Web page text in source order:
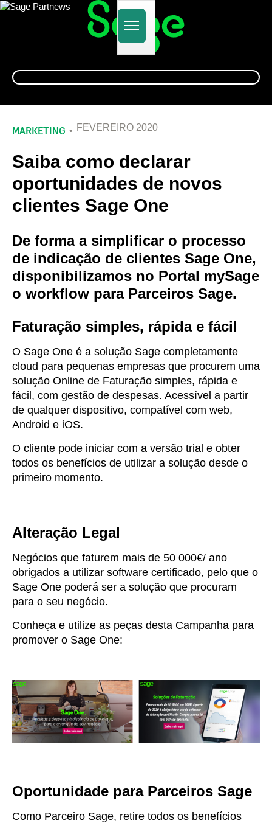
Alternar
navegação
MARKETING FEVEREIRO 2020
Saiba como declarar
oportunidades de novos
clientes Sage One
De forma a simplificar o processo
de indicação de clientes Sage One,
disponibilizamos no Portal mySage
o workflow para Parceiros Sage.
Faturação simples, rápida e fácil
O Sage One é a solução Sage completamente
cloud para pequenas empresas que procurem uma
solução Online de Faturação simples, rápida e
fácil, com gestão de despesas. Acessível a partir
de qualquer dispositivo, compatível com web,
Android e iOS.
O cliente pode iniciar com a versão trial e obter
todos os benefícios de utilizar a solução desde o
primeiro momento.
Alteração Legal
Negócios que faturem mais de 50 000€/ ano
obrigados a utilizar software certificado, pelo que o
Sage One poderá ser a solução que procuram
para o seu negócio.
Conheça e utilize as peças desta Campanha para
promover o Sage One:
Oportunidade para Parceiros Sage
Como Parceiro Sage, retire todos os benefícios